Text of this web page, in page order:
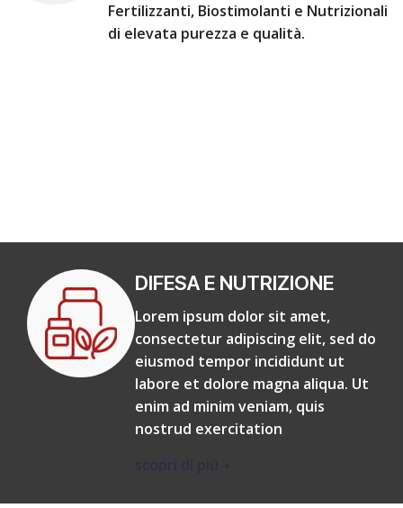
Fertilizzanti, Biostimolanti e Nutrizionali
di elevata purezza e qualità.
DIFESA E NUTRIZIONE
Lorem ipsum dolor sit amet,
consectetur adipiscing elit, sed do
eiusmod tempor incididunt ut
labore et dolore magna aliqua. Ut
enim ad minim veniam, quis
nostrud exercitation